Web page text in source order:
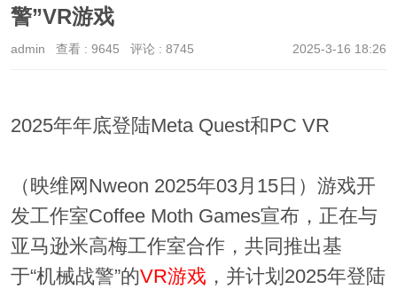
警”VR游戏
2025-3-16 18:26
admin 查看 : 9645 评论 : 8745
2025年年底登陆Meta Quest和PC VR
（映维网Nweon 2025年03月15日）游戏开
发工作室Coffee Moth Games宣布，正在与
亚马逊米高梅工作室合作，共同推出基
于“机械战警”的VR游戏 ，并计划2025年登陆